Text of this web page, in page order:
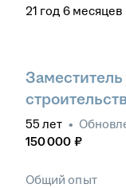
21 год 6 месяцев
55 лет •
150 000 ₽
Общий опыт